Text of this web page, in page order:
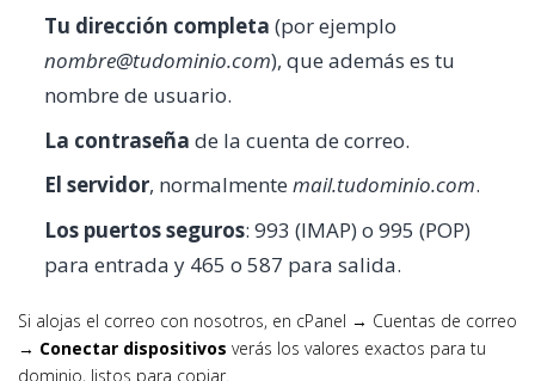
Tu dirección completa (por ejemplo
nombre@tudominio.com), que además es tu
nombre de usuario.
La contraseña de la cuenta de correo.
El servidor, normalmentemail.tudominio.com.
Los puertos seguros: 993 (IMAP) o 995 (POP)
para entrada y 465 o 587 para salida.
Si alojas el correo con nosotros, en cPanel → Cuentas de correo
→ Conectar dispositivos verás los valores exactos para tu
dominio, listos para copiar.